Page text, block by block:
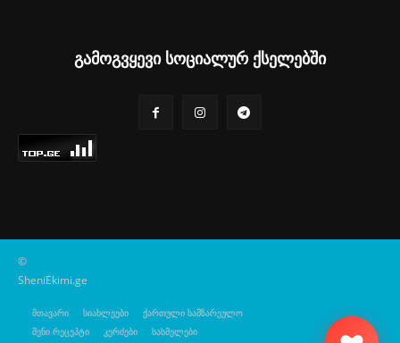
გამოგვყევი სოციალურ ქსელებში
©
SheniEkimi.ge
მთავარი სიახლეები
ქართული სამზარეულო
შენი რეცეპტი
კერძები სასმელები